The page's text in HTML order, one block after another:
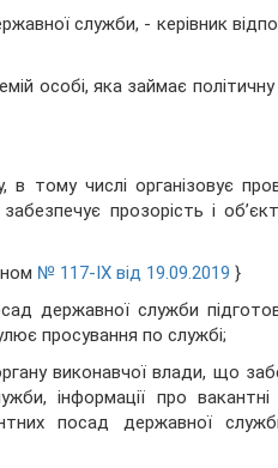
служби, - керівник
особі, яка займає
тому числі організовує
прозорість і
№ 117-IX від 19.09.2019 }
державної служби
просування по службі;
виконавчої влади, що
інформації про
посад державної